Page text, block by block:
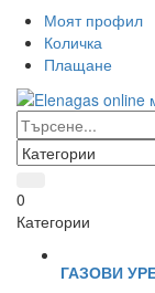
Моят профил
Количка
Плащане
0
Категории
ГАЗОВИ